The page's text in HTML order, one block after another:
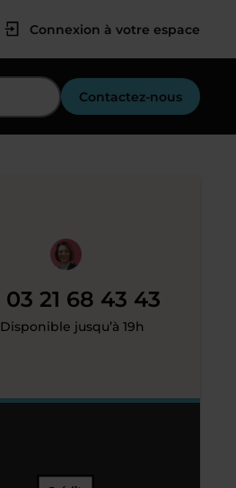
Connexion à votre espace
Contactez-nous
03 21 68 43 43
Disponible jusqu’à 19h